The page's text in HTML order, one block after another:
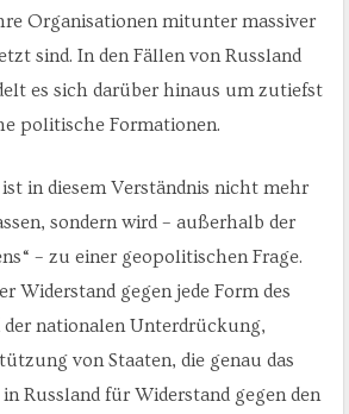
Organisationen mitunter massiver
sind. In den Fällen von Russland
es sich darüber hinaus um zutiefst
politische Formationen.
in diesem Verständnis nicht mehr
sondern wird – außerhalb der
– zu einer geopolitischen Frage.
Widerstand gegen jede Form des
nationalen Unterdrückung,
von Staaten, die genau das
Russland für Widerstand gegen den